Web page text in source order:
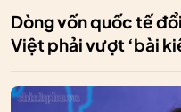
Dòng vốn quốc tế
Việt phải vượt ‘bài